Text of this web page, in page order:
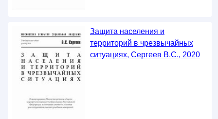
Защита населения и
территорий в чрезвычайных
ситуациях, Сергеев В.С., 2020